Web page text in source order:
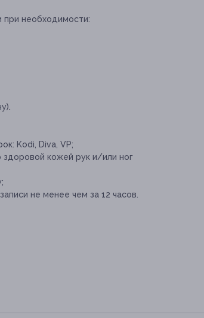
при необходимости:
Kodi, Diva, VP;
кожей рук и/или ног
не менее чем за 12 часов.